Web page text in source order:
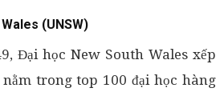
(UNSW)
Đại học New South Wales xếp
trong top 100 đại học hàng